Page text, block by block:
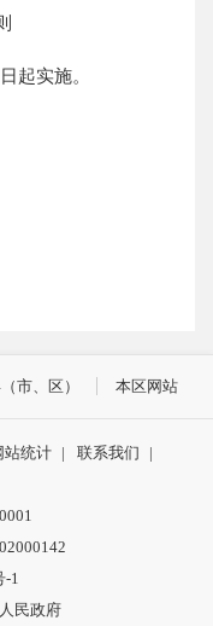
起实施。
市、区） 本区网站
站统计 | 联系我们
|
-1
民政府